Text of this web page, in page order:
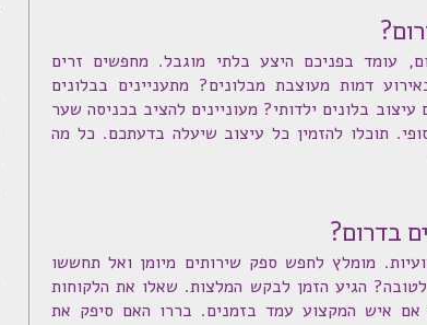
עומד בפניכם היצע בלתי מוגבל. מחפשים זרים
דמות מעוצבת מבלונים? מתעניינים בבלונים
בלונים ילדותי? מעוניינים להציב בכניסה שער
תוכלו להזמין כל עיצוב שיעלה בדעתכם. כל מה
בדרום?
מומלץ לחפש ספק שירותים מיומן ואל תחששו
הגיע הזמן לבקש המלצות. שאלו את הלקוחות
אם איש המקצוע עמד בזמנים. בררו האם סיפק את